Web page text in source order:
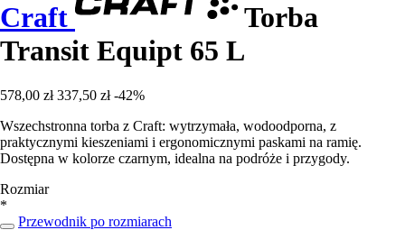
Craft
Torba
Transit Equipt 65 L
578,00 zł 337,50 zł -42%
Wszechstronna torba z Craft: wytrzymała, wodoodporna, z
praktycznymi kieszeniami i ergonomicznymi paskami na ramię.
Dostępna w kolorze czarnym, idealna na podróże i przygody.
Rozmiar
*
Przewodnik po rozmiarach